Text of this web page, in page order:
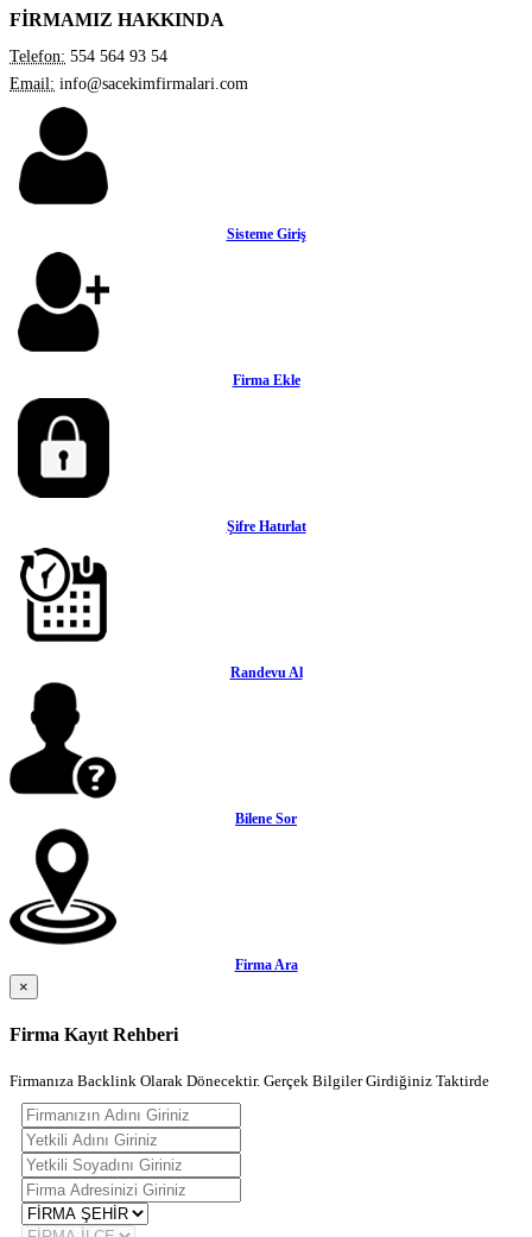
FİRMAMIZ HAKKINDA
Telefon: 554 564 93 54
Email: info@sacekimfirmalari.com
Sisteme Giriş
Firma Ekle
Şifre Hatırlat
Randevu Al
Bilene Sor
Firma Ara
×
Firma Kayıt Rehberi
Firmanıza Backlink Olarak Dönecektir. Gerçek Bilgiler Girdiğiniz Taktirde